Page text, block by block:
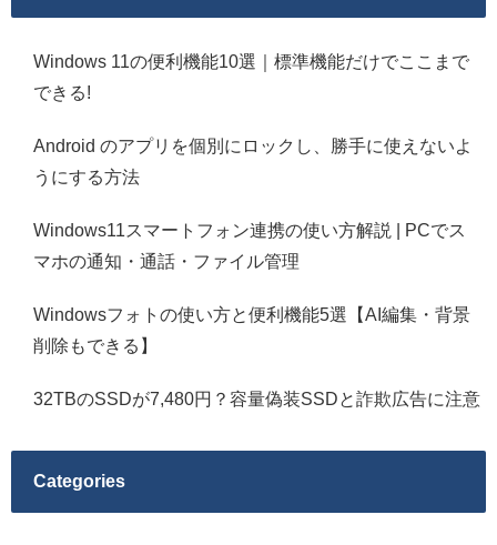
Windows 11の便利機能10選｜標準機能だけでここまで
できる!
Android のアプリを個別にロックし、勝手に使えないよ
うにする方法
Windows11スマートフォン連携の使い方解説 | PCでス
マホの通知・通話・ファイル管理
Windowsフォトの使い方と便利機能5選【AI編集・背景
削除もできる】
32TBのSSDが7,480円？容量偽装SSDと詐欺広告に注意
Categories